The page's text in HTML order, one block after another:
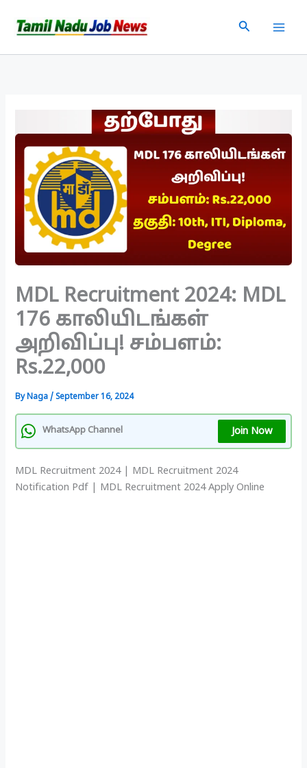
Search
MDL Recruitment 2024: MDL
176 காலியிடங்கள்
அறிவிப்பு! சம்பளம்:
Rs.22,000
ByNaga/September 16, 2024
WhatsApp Channel Join Now
MDL Recruitment 2024 | MDL Recruitment 2024
Notification Pdf | MDL Recruitment 2024 Apply Online